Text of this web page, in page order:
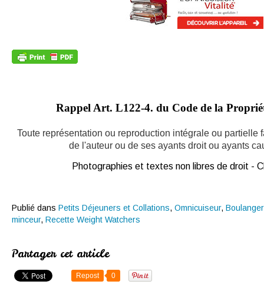
Rappel Art. L122-4. du Code de la
Toute représentation ou reproduction intégrale ou partielle
de l'auteur ou de ses ayants droit ou ayants
Photographies et textes non libres de droit -
Publié dans Petits Déjeuners et Collations, Omnicuiseur,
minceur, Recette Weight Watchers
Partager cet article
Repost 0